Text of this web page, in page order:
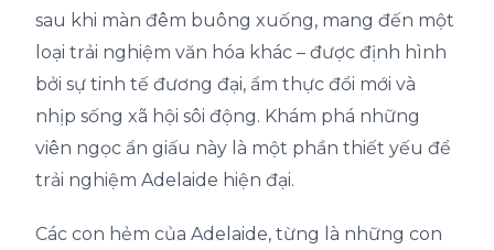
sau khi màn đêm buông xuống, mang đến một
loại trải nghiệm văn hóa khác – được định hình
bởi sự tinh tế đương đại, ẩm thực đổi mới và
nhịp sống xã hội sôi động. Khám phá những
viên ngọc ẩn giấu này là một phần thiết yếu để
trải nghiệm Adelaide hiện đại.
Các con hẻm của Adelaide, từng là những con